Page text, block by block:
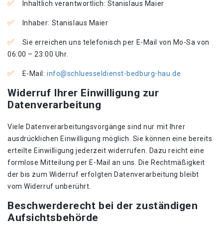
Inhaltlich verantwortlich: Stanislaus Maier
Inhaber: Stanislaus Maier
Sie erreichen uns telefonisch per E-Mail von Mo-Sa von
06:00 – 23:00 Uhr.
E-Mail:info@schluesseldienst-bedburg-hau.de
Widerruf Ihrer Einwilligung zur
Datenverarbeitung
Viele Datenverarbeitungsvorgänge sind nur mit Ihrer
ausdrücklichen Einwilligung möglich. Sie können eine bereits
erteilte Einwilligung jederzeit widerrufen. Dazu reicht eine
formlose Mitteilung per E-Mail an uns. Die Rechtmäßigkeit
der bis zum Widerruf erfolgten Datenverarbeitung bleibt
vom Widerruf unberührt.
Beschwerderecht bei der zuständigen
Aufsichtsbehörde